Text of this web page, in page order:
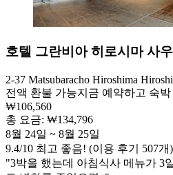
호텔 그란비아 히로시마 사
2-37 Matsubaracho Hiroshima
전액 환불 가능지금 예약하고 숙
₩106,560
총 요금: ₩134,796
8월 24일 ~ 8월 25일
9.4/10 최고 좋음! (이용 후기 507개)
"3박을 했는데 아침식사 메뉴가 3